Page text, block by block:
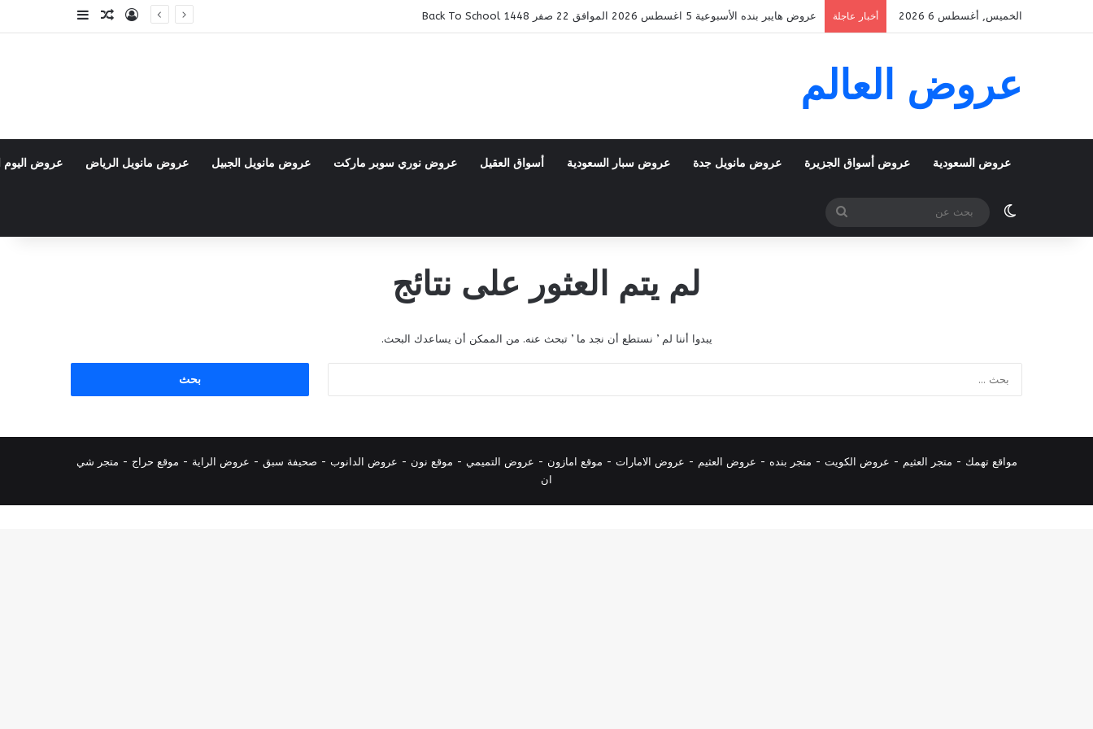
الخميس, أغسطس 6 2026 أخبار عاجلة عروض هايبر بنده الأسبوعية 5 اغسطس 2026 الموافق 22 صفر 1448 Back To School تسجيل الدخول
مقال عشوائي
إضافة عمود
عروض العالم
عروض السعودية عروض أسواق الجزيرة عروض مانويل جدة عروض سبار السعودية أسواق العقيل عروض نوري سوبر ماركت عروض مانويل الجبيل عروض مانويل الرياض عروض اليوم
الوضع المظلم
بحث
عن
لم يتم العثور على نتائج
يبدوا أننا لم ’ نستطع أن نجد ما ’ تبحث عنه. من الممكن أن يساعدك البحث.
مواقع تهمك - متجر العثيم - عروض الكويت - متجر بنده - عروض العثيم - عروض الامارات - موقع امازون - عروض التميمي - موقع نون - عروض الدانوب - صحيفة سبق - عروض الراية - موقع حراج - متجر شي
ان